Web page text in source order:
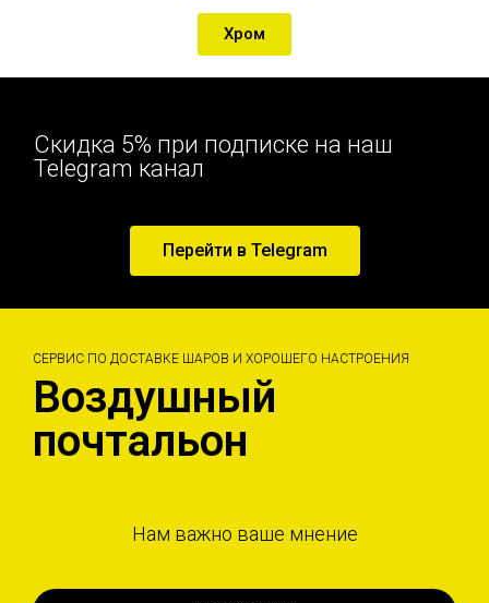
Хром
Скидка 5% при подписке на наш
Telegram канал
Перейти в Telegram
СЕРВИС ПО ДОСТАВКЕ ШАРОВ И ХОРОШЕГО НАСТРОЕНИЯ
Воздушный
почтальон
Нам важно ваше мнение